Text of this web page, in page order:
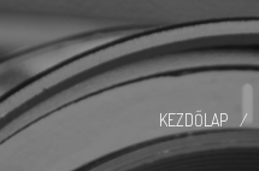
KEZDŐLAP /